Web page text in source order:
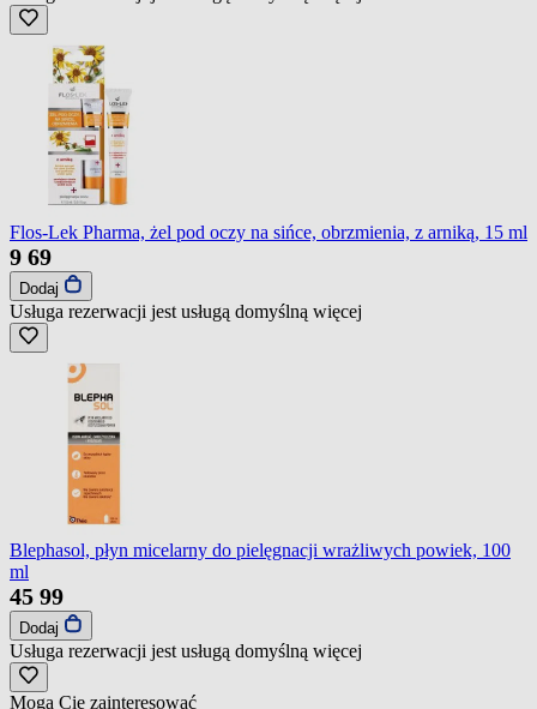
Flos-Lek Pharma, żel pod oczy na sińce, obrzmienia, z arniką, 15 ml
9 69
Dodaj
Usługa rezerwacji jest usługą domyślną więcej
Blephasol, płyn micelarny do pielęgnacji wrażliwych powiek, 100
ml
45 99
Dodaj
Usługa rezerwacji jest usługą domyślną więcej
Mogą Cię zainteresować